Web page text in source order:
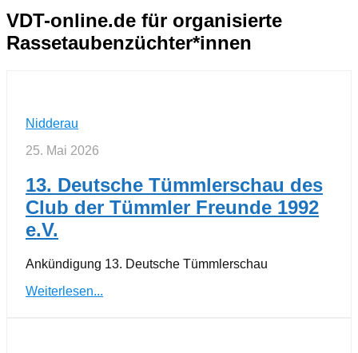
VDT-online.de für organisierte
Rassetaubenzüchter*innen
Nidderau
25. Mai 2026
13. Deutsche Tümmlerschau des
Club der Tümmler Freunde 1992
e.V.
Ankündigung 13. Deutsche Tümmlerschau
Weiterlesen...